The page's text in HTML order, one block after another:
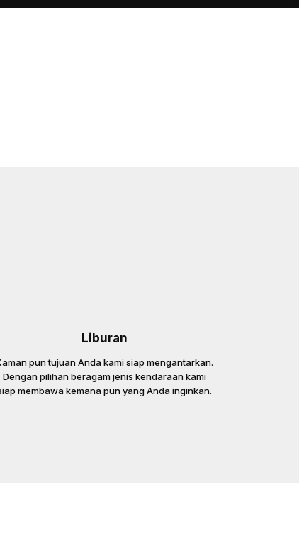
Liburan
pun tujuan Anda kami siap mengantarkan.
Dengan pilihan beragam jenis kendaraan kami
membawa kemana pun yang Anda inginkan.